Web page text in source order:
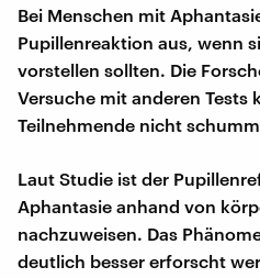
Bei Menschen mit
Pupillenreaktion aus, wenn
vorstellen sollten. Die
Versuche mit anderen Tests
Teilnehmende nicht
Laut Studie ist der
Aphantasie anhand von
nachzuweisen. Das
deutlich besser erforscht